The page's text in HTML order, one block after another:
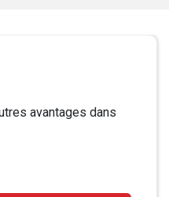
avantages dans